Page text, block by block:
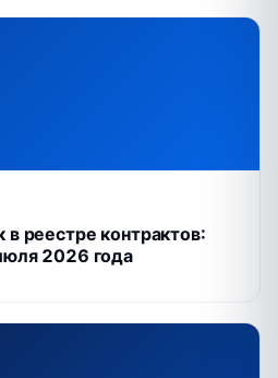
в реестре контрактов:
2026 года